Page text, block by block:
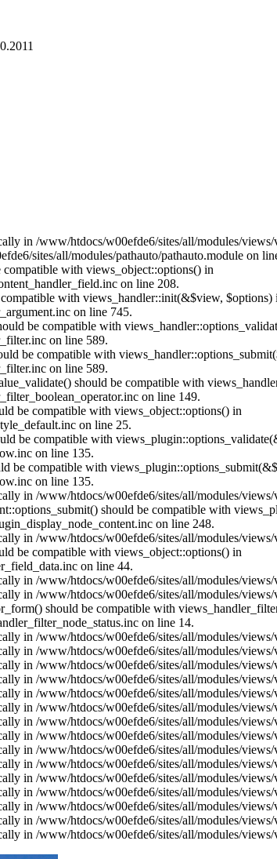
in /www/htdocs/w00efde6/sites/all/modules/
sites/all/modules/pathauto/pathauto.module on
with views_object::options() in
on line 208.
with views_handler::init(&$view, $options)
on line 745.
be compatible with
on line 589.
be compatible with
on line 589.
should be compatible with
on line 149.
be compatible with views_object::options() in
on line 25.
be compatible with
on line 135.
be compatible with
on line 135.
in /www/htdocs/w00efde6/sites/all/modules/
should be compatible with
on line 248.
in /www/htdocs/w00efde6/sites/all/modules/
be compatible with views_object::options() in
on line 44.
in /www/htdocs/w00efde6/sites/all/modules/
in /www/htdocs/w00efde6/sites/all/modules/
should be compatible with
on line 14.
in /www/htdocs/w00efde6/sites/all/modules/
in /www/htdocs/w00efde6/sites/all/modules/
in /www/htdocs/w00efde6/sites/all/modules/
in /www/htdocs/w00efde6/sites/all/modules/
in /www/htdocs/w00efde6/sites/all/modules/
in /www/htdocs/w00efde6/sites/all/modules/
in /www/htdocs/w00efde6/sites/all/modules/
in /www/htdocs/w00efde6/sites/all/modules/
in /www/htdocs/w00efde6/sites/all/modules/
in /www/htdocs/w00efde6/sites/all/modules/
in /www/htdocs/w00efde6/sites/all/modules/
in /www/htdocs/w00efde6/sites/all/modules/
in /www/htdocs/w00efde6/sites/all/modules/
in /www/htdocs/w00efde6/sites/all/modules/
in /www/htdocs/w00efde6/sites/all/modules/